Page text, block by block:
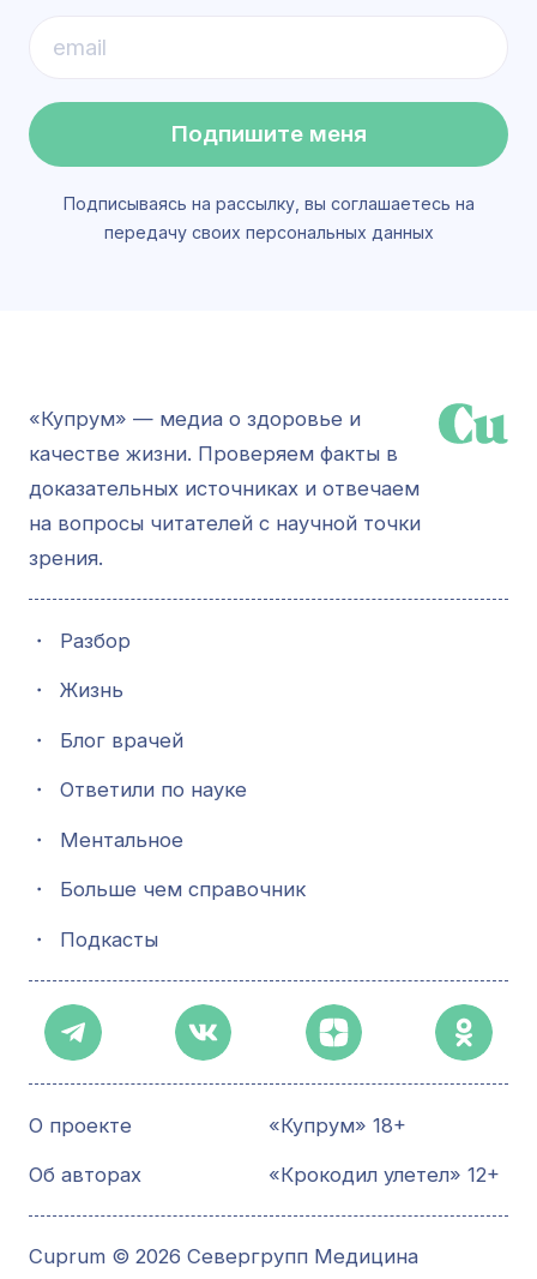
Подпишите меня
Подписываясь на рассылку, вы соглашаетесь на
передачу своих персональных данных
«Купрум» — медиа о здоровье и
качестве жизни. Проверяем факты в
доказательных источниках и отвечаем
на вопросы читателей с научной точки
зрения.
・ Разбор
・ Жизнь
・ Блог врачей
・ Ответили по науке
・ Ментальное
・ Больше чем справочник
・ Подкасты
О проекте
Об авторах
«Купрум» 18+
«Крокодил улетел» 12+
Cuprum © 2026 Севергрупп Медицина